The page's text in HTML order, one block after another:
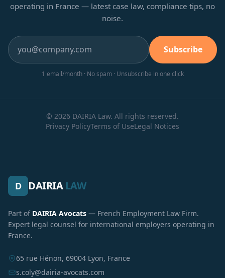
operating in France — latest case law, compliance tips, no
noise.
Subscribe
1 email/month · No spam · Unsubscribe in one click
© 2026 DAIRIA Law. All rights reserved.
Privacy PolicyTerms of UseLegal Notices
D DAIRIA LAW
Part of DAIRIA Avocats — French Employment Law Firm.
Expert legal counsel for international employers operating in
France.
65 rue Hénon, 69004 Lyon, France
s.coly@dairia-avocats.com